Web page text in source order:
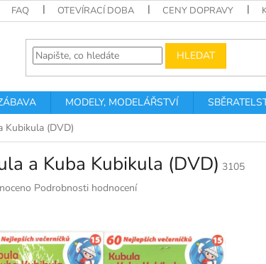
FAQ OTEVÍRACÍ DOBA CENY DOPRAVY
HLEDAT
MODELY, MODELÁŘSTVÍ
Kubikula (DVD)
a Kuba Kubikula (DVD) 3105
Podrobnosti hodnocení